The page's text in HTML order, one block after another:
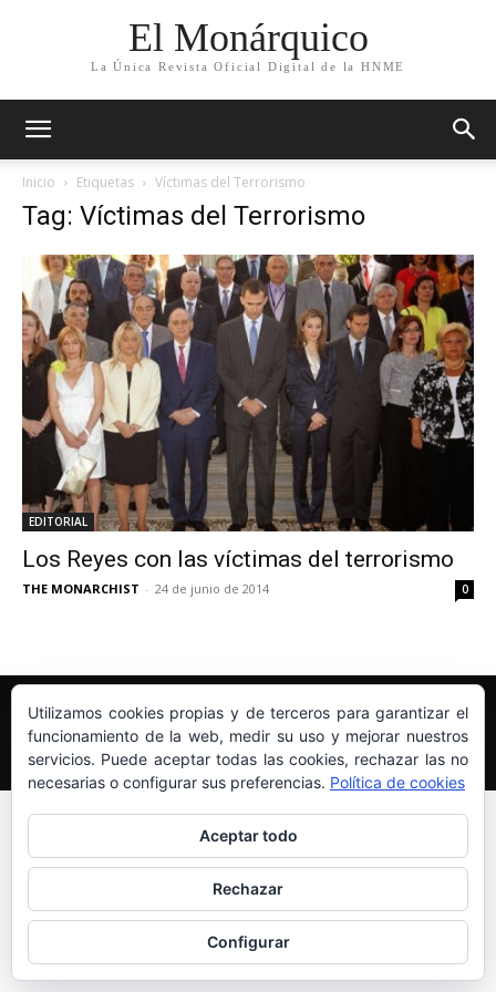
El Monárquico
La Única Revista Oficial Digital de la HNME
Inicio Etiquetas Víctimas del Terrorismo
Tag: Víctimas del Terrorismo
EDITORIAL
Los Reyes con las víctimas del terrorismo
THE MONARCHIST - 24 de junio de 2014 0
Más información sobre las cookies
© Newspaper WordPress Theme by TagDiv
Utilizamos cookies propias y de terceros para garantizar el
funcionamiento de la web, medir su uso y mejorar nuestros
servicios. Puede aceptar todas las cookies, rechazar las no
necesarias o configurar sus preferencias. Política de cookies
Aceptar todo
Rechazar
Configurar